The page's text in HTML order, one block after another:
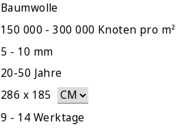
Baumwolle
150 000 - 300 000 Knoten pro m²
5 - 10 mm
20-50 Jahre
286 x 185
9 - 14 Werktage